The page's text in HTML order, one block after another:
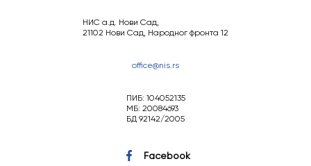
НИС а.д. Нови Сад,
21102 Нови Сад, Народног фронта 12
office@nis.rs
ПИБ: 104052135
МБ: 20084693
БД 92142/2005
Facebook